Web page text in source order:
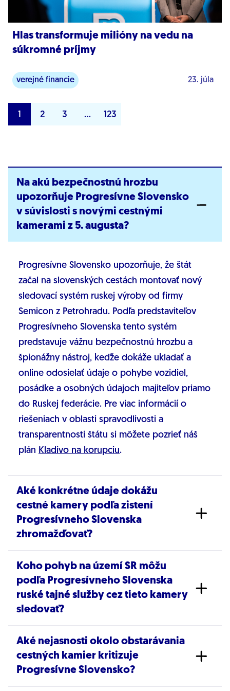
Hlas transformuje milióny na vedu na
súkromné príjmy
verejné financie 23. júla
1 2 3 … 123
Na akú bezpečnostnú hrozbu
upozorňuje Progresívne Slovensko
v súvislosti s novými cestnými
kamerami z 5. augusta?
Progresívne Slovensko upozorňuje, že štát
začal na slovenských cestách montovať nový
sledovací systém ruskej výroby od firmy
Semicon z Petrohradu. Podľa predstaviteľov
Progresívneho Slovenska tento systém
predstavuje vážnu bezpečnostnú hrozbu a
špionážny nástroj, keďže dokáže ukladať a
online odosielať údaje o pohybe vozidiel,
posádke a osobných údajoch majiteľov priamo
do Ruskej federácie. Pre viac informácií o
riešeniach v oblasti spravodlivosti a
transparentnosti štátu si môžete pozrieť náš
plán Kladivo na korupciu.
Aké konkrétne údaje dokážu
cestné kamery podľa zistení
Progresívneho Slovenska
zhromažďovať?
Podľa Progresívneho Slovenska dokáže nový
sledovací systém rozlišovať EČV vozidiel, ich
rýchlosť, pohyb a kategóriu, ako aj overovať
Zariadenia okrem toho zhotovujú
videozáznamy a fotografie ľudí vo vozidle. V
spojení s prístupom do štátnych databáz môžu
Koho pohyb na území SR môžu
podľa Progresívneho Slovenska
ruské tajné služby cez tieto kamery
sledovať?
Peter Bátor z Progresívneho Slovenska varoval,
že prostredníctvom týchto kamerových
Aké nejasnosti okolo obstarávania
cestných kamier kritizuje
Progresívne Slovensko?